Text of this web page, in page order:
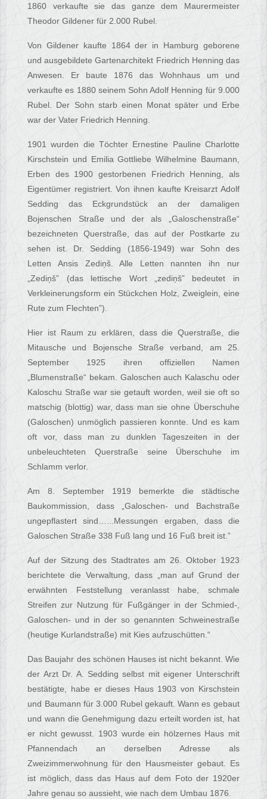
1860 verkaufte sie das ganze dem Maurermeister
Theodor Gildener für 2.000 Rubel.
Von Gildener kaufte 1864 der in Hamburg geborene
und ausgebildete Gartenarchitekt Friedrich Henning das
Anwesen. Er baute 1876 das Wohnhaus um und
verkaufte es 1880 seinem Sohn Adolf Henning für 9.000
Rubel. Der Sohn starb einen Monat später und Erbe
war der Vater Friedrich Henning.
1901 wurden die Töchter Ernestine Pauline Charlotte
Kirschstein und Emilia Gottliebe Wilhelmine Baumann,
Erben des 1900 gestorbenen Friedrich Henning, als
Eigentümer registriert. Von ihnen kaufte Kreisarzt Adolf
Sedding das Eckgrundstück an der damaligen
Bojenschen Straße und der als „Galoschenstraße“
bezeichneten Querstraße, das auf der Postkarte zu
sehen ist. Dr. Sedding (1856-1949) war Sohn des
Letten Ansis Zediņš. Alle Letten nannten ihn nur
„Zediņš” (das lettische Wort „zediņš” bedeutet in
Verkleinerungsform ein Stückchen Holz, Zweiglein, eine
Rute zum Flechten”).
Hier ist Raum zu erklären, dass die Querstraße, die
Mitausche und Bojensche Straße verband, am 25.
September 1925 ihren offiziellen Namen
„Blumenstraße“ bekam. Galoschen auch Kalaschu oder
Kaloschu Straße war sie getauft worden, weil sie oft so
matschig (blottig) war, dass man sie ohne Überschuhe
(Galoschen) unmöglich passieren konnte. Und es kam
oft vor, dass man zu dunklen Tageszeiten in der
unbeleuchteten Querstraße seine Überschuhe im
Schlamm verlor.
Am 8. September 1919 bemerkte die städtische
Baukommission, dass „Galoschen- und Bachstraße
ungepflastert sind…...Messungen ergaben, dass die
Galoschen Straße 338 Fuß lang und 16 Fuß breit ist.”
Auf der Sitzung des Stadtrates am 26. Oktober 1923
berichtete die Verwaltung, dass „man auf Grund der
erwähnten Feststellung veranlasst habe, schmale
Streifen zur Nutzung für Fußgänger in der Schmied-,
Galoschen- und in der so genannten Schweinestraße
(heutige Kurlandstraße) mit Kies aufzuschütten.“
Das Baujahr des schönen Hauses ist nicht bekannt. Wie
der Arzt Dr. A. Sedding selbst mit eigener Unterschrift
bestätigte, habe er dieses Haus 1903 von Kirschstein
und Baumann für 3.000 Rubel gekauft. Wann es gebaut
und wann die Genehmigung dazu erteilt worden ist, hat
er nicht gewusst. 1903 wurde ein hölzernes Haus mit
Pfannendach an derselben Adresse als
Zweizimmerwohnung für den Hausmeister gebaut. Es
ist möglich, dass das Haus auf dem Foto der 1920er
Jahre genau so aussieht, wie nach dem Umbau 1876.